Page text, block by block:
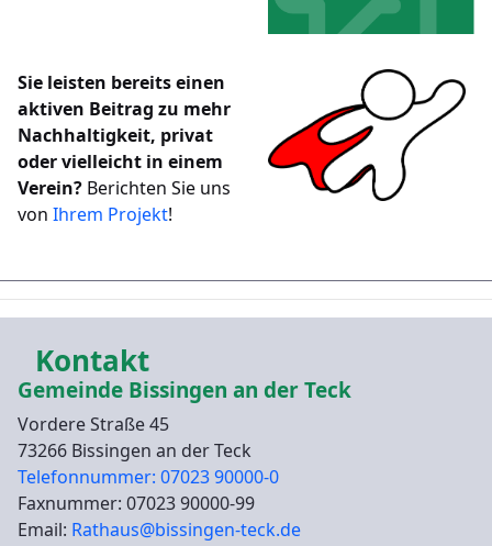
Sie leisten bereits einen
aktiven Beitrag zu mehr
Nachhaltigkeit, privat
oder vielleicht in einem
Verein? Berichten Sie uns
von Ihrem Projekt!
Kontakt
Gemeinde Bissingen an der Teck
Vordere Straße 45
73266 Bissingen an der Teck
Telefonnummer: 07023 90000-0
Faxnummer: 07023 90000-99
Email: Rathaus@bissingen-teck.de